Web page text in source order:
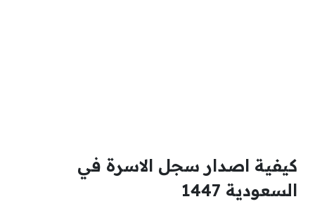
كيفية اصدار سجل الاسرة في
السعودية 1447